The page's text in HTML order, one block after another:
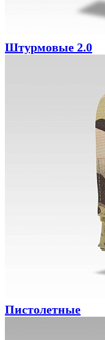
Штурмовые 2.0
Пистолетные